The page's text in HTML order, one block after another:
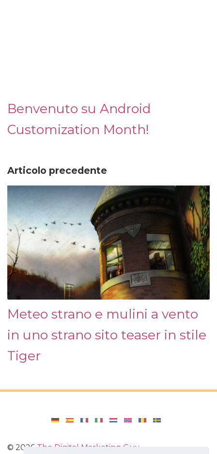
Benvenuto su Android
Customization Month!
Articolo precedente
Meteo strano e mulini a vento
in uno strano sito teaser in stile
Tiger
© 2026 The Digital Marketing Guy